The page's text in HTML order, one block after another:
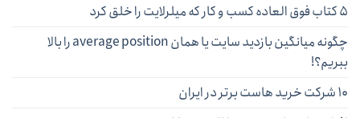
۵ کتاب فوق العاده کسب و کار که میلرلایت را خلق کرد
چگونه میانگین بازدید سایت یا همان average position را بالا
ببریم؟!
۱۰ شرکت خرید هاست برتر در ایران